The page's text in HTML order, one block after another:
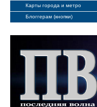
Карты города и метро
Блоггерам (кнопки)